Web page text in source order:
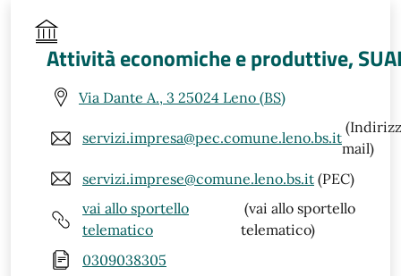
Attività economiche e produttive,
Via Dante A., 3 25024 Leno (BS)
servizi.impresa@pec.comune.leno.bs.it
mail)
servizi.imprese@comune.leno.bs.it (PEC)
vai allo sportello
telematico
(vai allo sportello
telematico)
0309038305